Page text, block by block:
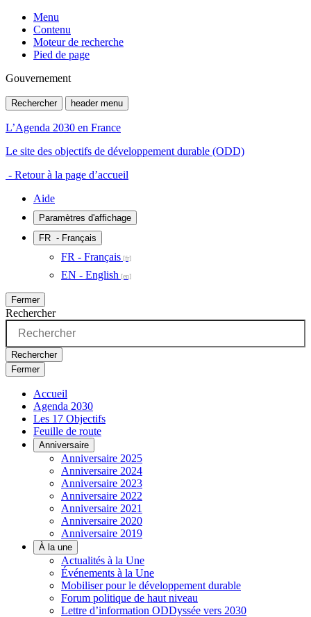
Menu
Contenu
Moteur de recherche
Pied de page
Gouvernement
Rechercher header menu
L’Agenda 2030 en France
Le site des objectifs de développement durable (ODD)
- Retour à la page d’accueil
Aide
Paramètres d'affichage
FR - Français
FR - Français
EN - English
Fermer
Rechercher
Rechercher
Fermer
Accueil
Agenda 2030
Les 17 Objectifs
Feuille de route
Anniversaire
Anniversaire 2025
Anniversaire 2024
Anniversaire 2023
Anniversaire 2022
Anniversaire 2021
Anniversaire 2020
Anniversaire 2019
À la une
Actualités à la Une
Événements à la Une
Mobiliser pour le développement durable
Forum politique de haut niveau
Lettre d’information ODDyssée vers 2030